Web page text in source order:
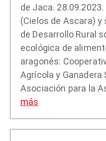
de Jaca.
(Cielos de Ascara) y
de Desarrollo Rural
ecológica de
aragonés:
Agrícola y Ganadera
Asociación para la
más